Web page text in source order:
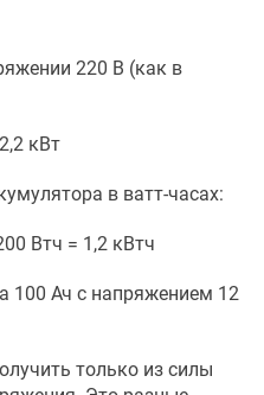
220 В (как в
кВт
в ватт-часах:
Втч = 1,2 кВтч
100 Ач с напряжением 12
только из силы